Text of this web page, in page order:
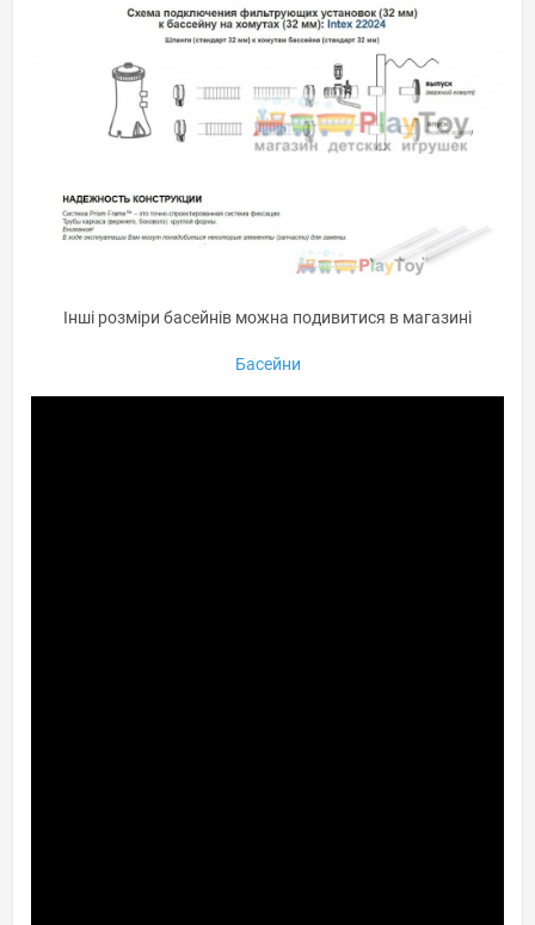
Інші розміри басейнів можна подивитися в магазині
Басейни